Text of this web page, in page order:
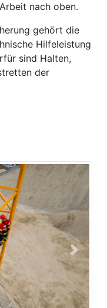
nach oben.
gehört die
Hilfeleistung
sind Halten,
der
Next